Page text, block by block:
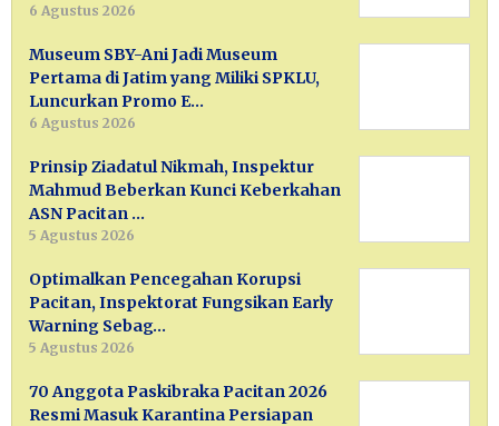
6 Agustus 2026
Museum SBY-Ani Jadi Museum
Pertama di Jatim yang Miliki SPKLU,
Luncurkan Promo E…
6 Agustus 2026
Prinsip Ziadatul Nikmah, Inspektur
Mahmud Beberkan Kunci Keberkahan
ASN Pacitan …
5 Agustus 2026
Optimalkan Pencegahan Korupsi
Pacitan, Inspektorat Fungsikan Early
Warning Sebag…
5 Agustus 2026
70 Anggota Paskibraka Pacitan 2026
Resmi Masuk Karantina Persiapan